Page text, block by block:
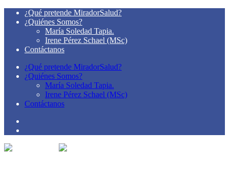
¿Qué pretende MiradorSalud?
¿Quiénes Somos?
María Soledad Tapia.
Irene Pérez Schael (MSc)
Contáctanos
¿Qué pretende MiradorSalud?
¿Quiénes Somos?
María Soledad Tapia.
Irene Pérez Schael (MSc)
Contáctanos